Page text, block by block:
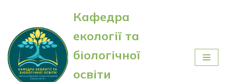
Перейти
до
вмісту
Кафедра
екології та
біологічної
освіти